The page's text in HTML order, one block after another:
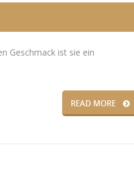
Geschmack ist sie ein
READ MORE